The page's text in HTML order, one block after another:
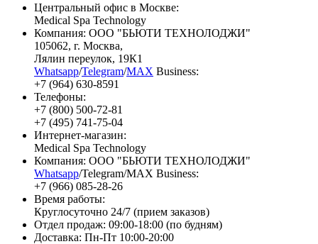
Центральный офис в Москве:
Medical Spa Technology
Компания: ООО "БЬЮТИ ТЕХНОЛОДЖИ"
105062, г. Москва,
Лялин переулок, 19К1
Whatsapp/Telegram/MAX Business:
+7 (964) 630-8591
Телефоны:
+7 (800) 500-72-81
+7 (495) 741-75-04
Интернет-магазин:
Medical Spa Technology
Компания: ООО "БЬЮТИ ТЕХНОЛОДЖИ"
Whatsapp/Telegram/MAX Business:
+7 (966) 085-28-26
Время работы:
Круглосуточно 24/7 (прием заказов)
Отдел продаж: 09:00-18:00 (по будням)
Доставка: Пн-Пт 10:00-20:00